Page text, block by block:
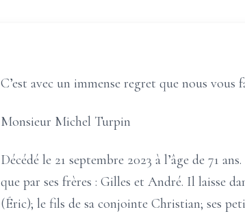
C’est avec un immense regret que nous vous
Monsieur Michel Turpin
Décédé le 21 septembre 2023 à l’âge de 71
que par ses frères : Gilles et André. Il laisse
(Éric); le fils de sa conjointe Christian; ses